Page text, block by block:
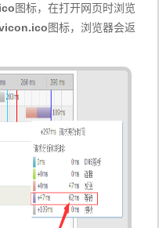
图标，在打开网页时浏览
图标，浏览器会返